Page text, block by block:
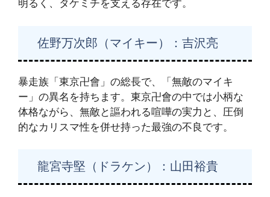
明るく、タケミチを支える存在です。
佐野万次郎（マイキー）：吉沢亮
暴走族「東京卍會」の総長で、「無敵のマイキ
ー」の異名を持ちます。東京卍會の中では小柄な
体格ながら、無敵と謳われる喧嘩の実力と、圧倒
的なカリスマ性を併せ持った最強の不良です。
龍宮寺堅（ドラケン）：山田裕貴